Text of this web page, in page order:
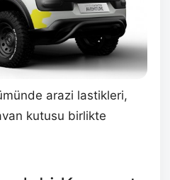
arazi lastikleri,
kutusu birlikte